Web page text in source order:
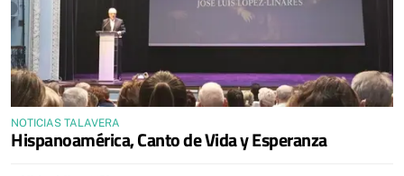
NOTICIAS TALAVERA
Hispanoamérica, Canto de Vida y Esperanza